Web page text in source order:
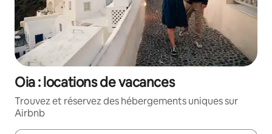
Oia : locations de vacances
Trouvez et réservez des hébergements uniques sur
Airbnb